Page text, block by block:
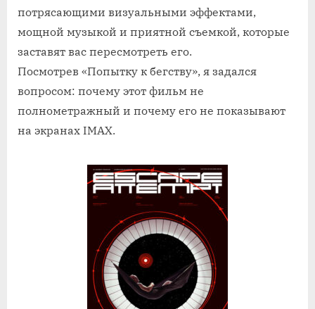
потрясающими визуальными эффектами,
мощной музыкой и приятной съемкой, которые
заставят вас пересмотреть его.
Посмотрев «Попытку к бегству», я задался
вопросом: почему этот фильм не
полнометражный и почему его не показывают
на экранах IMAX.